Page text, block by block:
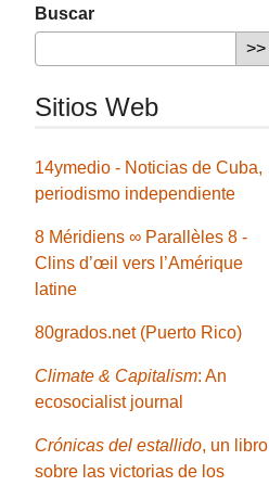
Buscar
Sitios Web
14ymedio - Noticias de Cuba,
periodismo independiente
8 Méridiens ∞ Parallèles 8 -
Clins d’œil vers l’Amérique
latine
80grados.net (Puerto Rico)
Climate & Capitalism: An
ecosocialist journal
Crónicas del estallido, un libro
sobre las victorias de los